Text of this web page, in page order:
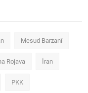
Mesud Barzanî
Rojava İran
PKK